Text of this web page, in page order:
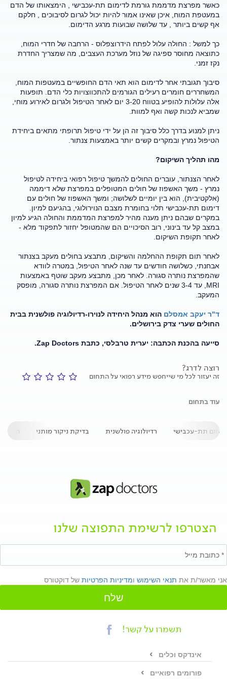
כאשר מפרצת מדממת גורמת לדימום תת-עכבישי , הימצאותו של הדם
במעטפת המוח, איכן שאינו אמור להיות יכול לגרום לסיבוכים , חלקם
אף קשים ביותר , עד שלושה שבועות מרגע הדימום.
כך למשל : החולה עלול לפתח הידרוצפלוס - הרחבה של חדרי המוח,
כתוצאה מחוסר ספיגה של נוזל מערכת העצבים, מה שמצריך החדרת
נקז זמני.
סיבוך תגובתי אחר לדימום הוא תאי הדם החופשיים במעטפות המוח,
המשחררים חומרים רעילים הגורמים להתכווצויות כלי הדם. תופעות
אלה עלולות להופיע בטווח 3-20 יום לאחר הטיפול ולגרום לאירוע מוחי,
שמביא לנכות קשה ואף למוות.
ניתן למנוע בדרך כלל סיבוך זה הן על ידי טיפול תרופתי מתאים ביחידת
הטיפול נמרץ ובמקרים קשים יותר באמצעות צנתור.
מהו תהליך השיקום?
לאחר הצנתור, עוברים החולים להמשך טיפול רפואי ביחידה לטיפול
נמרץ - משך האשפוז של חולים המטופלים במפרצת שלא דיממה
(אלקטיבית), הוא בין יומיים לשלושה; ומשך האשפוז של חולים עם
דימום תת-עכבישי תלוי בחומרת מצבם הנוירולוגי, בהגיעם למיון.
במקרים שבהם ניתן מענה מהיר למפרצת המדממת והחולה הגיע למיון
במצב קל עד בינוני, רוב הסיכויים הם שהמטופל יחזור לתפקוד מלא -
לאחר תקופת השיקום.
לאחר תום תקופת ההחלמה והשיקום, מתבצע בחולים מעקב בצנתור
אבחנתי, כשלושה חודשים עד שנה לאחר הטיפול, במטרה לוודא
שהמפרצת נותרה סגורה. לאחר מכן, מתבצע מעקב שוטף באמצעות
MRI, עד 3-4 שנים לאחר הטיפול. אם המפרצת נותרה סגורה, מופסק
המעקב.
ד"ר יעקב אמסלם הוא מנהל היחידה לנוירו-רדיולוגיה פולשנית בבית
החולים שערי צדק בירושלים.
סייעה בהכנת הכתבה: יערית טרבלסי, כתבת Zap Doctors.
רוצה לדרג?
זה יעזור לכל מי שייחפש מידע רפואי על התחום
עוד בתחום
דימום תת-עכבישי רדיולוגיה פולשנית בדיקת ניקור מותני
הצטרפו לרשימת התפוצה שלנו
אני מאשר/ת את תנאי השימוש ומדיניות הפרטיות של דוקטורס
שלח
תשמרו על קשר!
אינדקס וכלים
פורומים רפואיים